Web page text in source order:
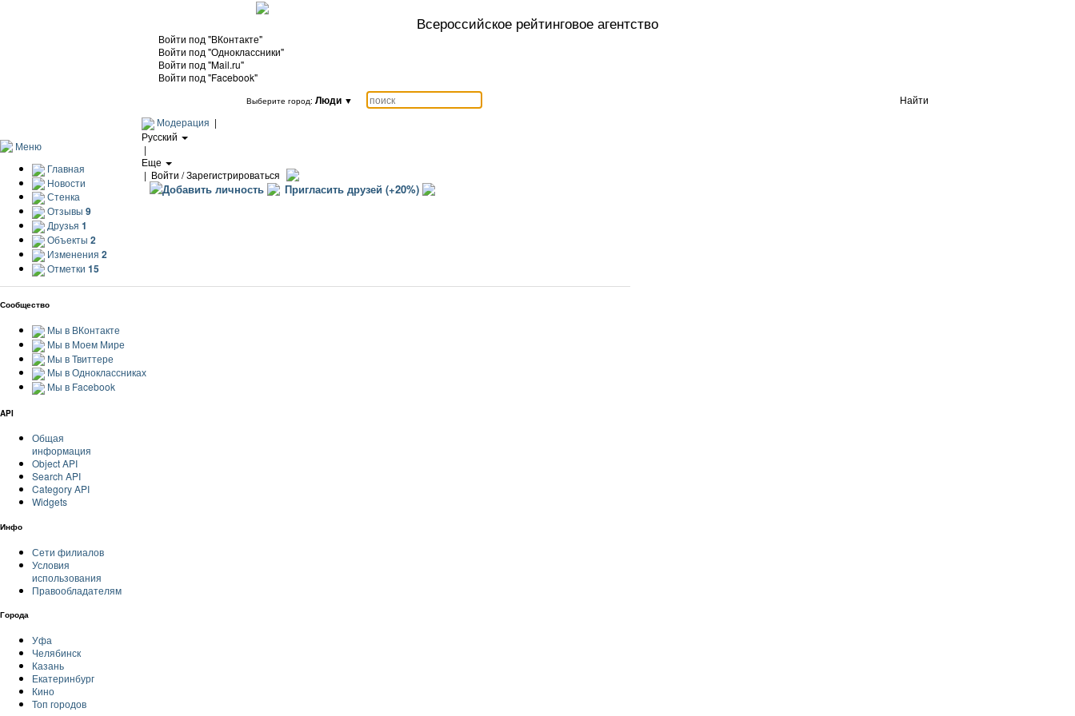
Всероссийское рейтинговое агентство
Войти под "ВКонтакте"
Войти под "Одноклассники"
Войти под "Mail.ru"
Войти под "Facebook"
Выберите город: Люди ▼
Найти
Модерация |
Русский
|
Еще
| Войти / Зарегистрироваться
Добавить личность Пригласить друзей (+20%)
Меню
Главная
Новости
Стенка
Отзывы 9
Друзья 1
Объекты 2
Изменения 2
Отметки 15
Сообщество
Мы в ВКонтакте
Мы в Моем Мире
Мы в Твиттере
Мы в Одноклассниках
Мы в Facebook
API
Общая
информация
Object API
Search API
Category API
Widgets
Инфо
Сети филиалов
Условия
использования
Правообладателям
Города
Уфа
Челябинск
Казань
Екатеринбург
Кино
Топ городов